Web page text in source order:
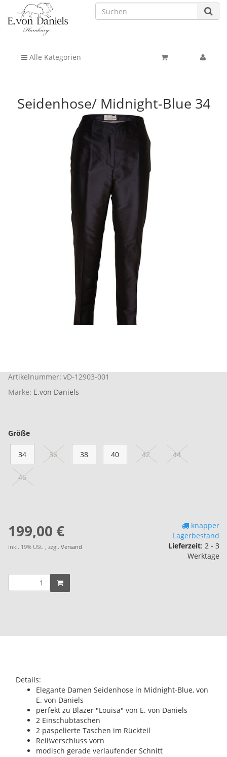
Alle Kategorien
Seidenhose/ Midnight-Blue 34
Artikelnummer: vD-12903-001
Marke: E.von Daniels
Größe
34 36 38 40 42 44
46
199,00 €
inkl. 19% USt. , zzgl. Versand
knapper
Lagerbestand
Lieferzeit: 2 - 3
Werktage
Details:
Elegante Damen Seidenhose in Midnight-Blue, von
E. von Daniels
perfekt zu Blazer "Louisa" von E. von Daniels
2 Einschubtaschen
2 paspelierte Taschen im Rückteil
Reißverschluss vorn
modisch gerade verlaufender Schnitt